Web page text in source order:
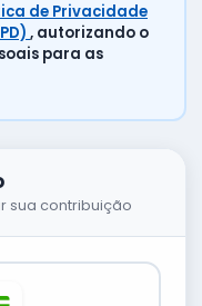
de Privacidade
, autorizando o
para as
sua contribuição